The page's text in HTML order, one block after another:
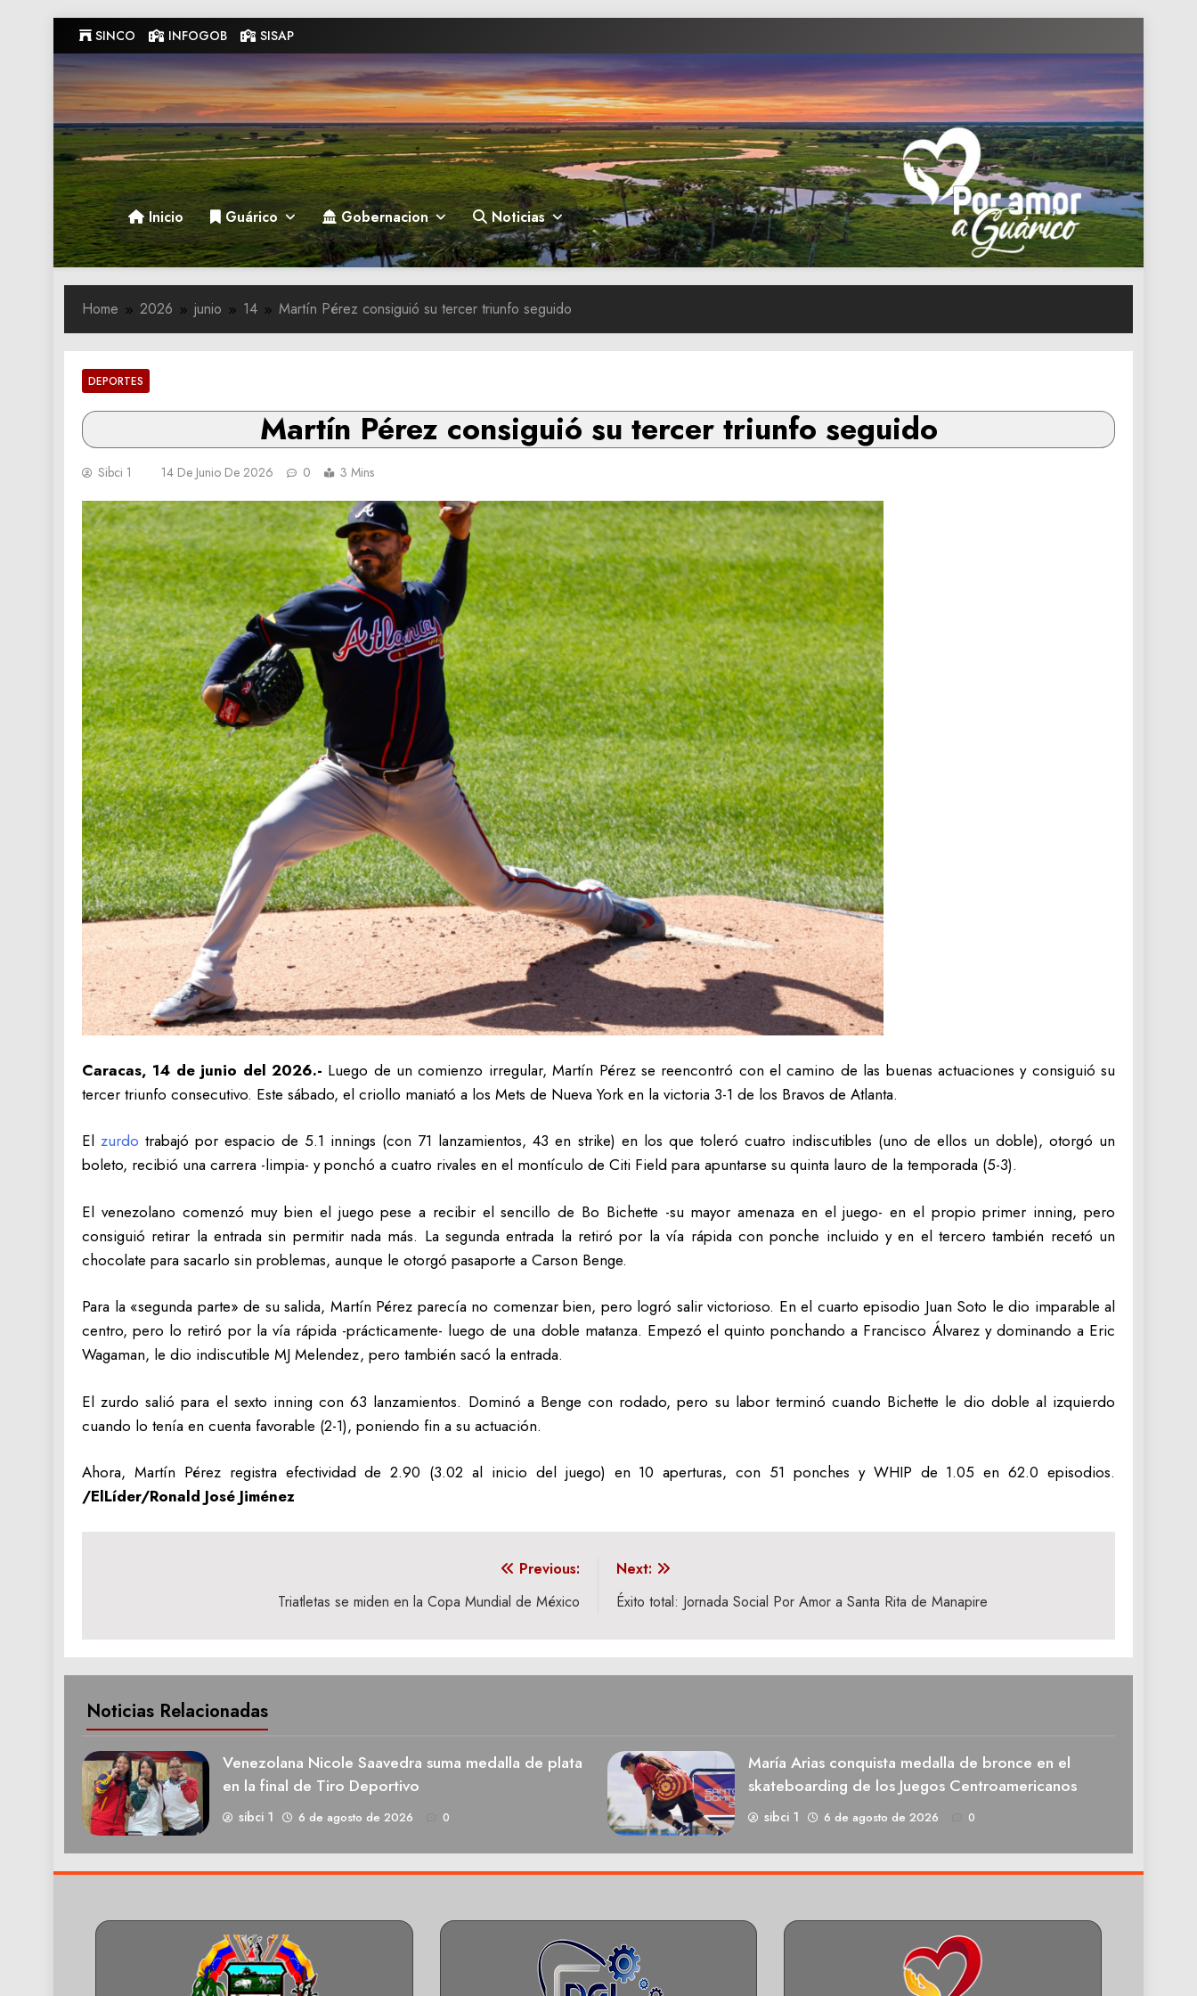
to
content
SINCO INFOGOB SISAP
Gobernacion de Guarico
Gobernacion de Guarico
Inicio Guárico Gobernacion Noticias
Home 2026 junio 14 Martín Pérez consiguió su tercer triunfo seguido
DEPORTES
Martín Pérez consiguió su tercer triunfo seguido
Sibci 1 14 De Junio De 2026 0 3 Mins
Caracas, 14 de junio del 2026.- Luego de un comienzo irregular, Martín Pérez se reencontró con el camino de las buenas actuaciones y consiguió su
tercer triunfo consecutivo. Este sábado, el criollo maniató a los Mets de Nueva York en la victoria 3-1 de los Bravos de Atlanta.
Elzurdotrabajó por espacio de 5.1 innings (con 71 lanzamientos, 43 en strike) en los que toleró cuatro indiscutibles (uno de ellos un doble), otorgó un
boleto, recibió una carrera -limpia- y ponchó a cuatro rivales en el montículo de Citi Field para apuntarse su quinta lauro de la temporada (5-3).
El venezolano comenzó muy bien el juego pese a recibir el sencillo de Bo Bichette -su mayor amenaza en el juego- en el propio primer inning, pero
consiguió retirar la entrada sin permitir nada más. La segunda entrada la retiró por la vía rápida con ponche incluido y en el tercero también recetó un
chocolate para sacarlo sin problemas, aunque le otorgó pasaporte a Carson Benge.
Para la «segunda parte» de su salida, Martín Pérez parecía no comenzar bien, pero logró salir victorioso. En el cuarto episodio Juan Soto le dio imparable al
centro, pero lo retiró por la vía rápida -prácticamente- luego de una doble matanza. Empezó el quinto ponchando a Francisco Álvarez y dominando a Eric
Wagaman, le dio indiscutible MJ Melendez, pero también sacó la entrada.
El zurdo salió para el sexto inning con 63 lanzamientos. Dominó a Benge con rodado, pero su labor terminó cuando Bichette le dio doble al izquierdo
cuando lo tenía en cuenta favorable (2-1), poniendo fin a su actuación.
Ahora, Martín Pérez registra efectividad de 2.90 (3.02 al inicio del juego) en 10 aperturas, con 51 ponches y WHIP de 1.05 en 62.0 episodios.
/ElLíder/Ronald José Jiménez
entradas
Previous:
Triatletas se miden en la Copa Mundial de México
Next:
‎Éxito total: Jornada Social Por Amor a Santa Rita de Manapire
Noticias Relacionadas
Venezolana Nicole Saavedra suma medalla de plata
en la final de Tiro Deportivo
sibci 1 6 de agosto de 2026 0
María Arias conquista medalla de bronce en el
skateboarding de los Juegos Centroamericanos
sibci 1 6 de agosto de 2026 0